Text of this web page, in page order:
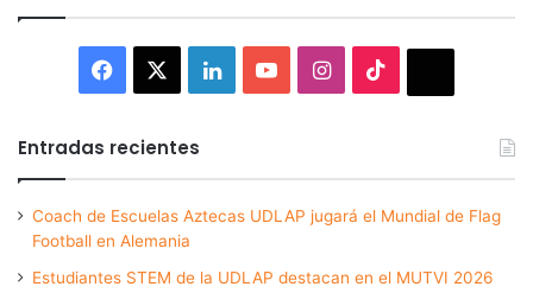
Facebook LinkedInYouTubeInstagram
Entradas recientes
Coach de Escuelas Aztecas UDLAP jugará el Mundial de Flag
Football en Alemania
Estudiantes STEM de la UDLAP destacan en el MUTVI 2026